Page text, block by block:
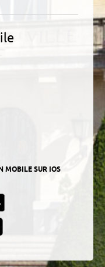
MOBILE SUR IOS